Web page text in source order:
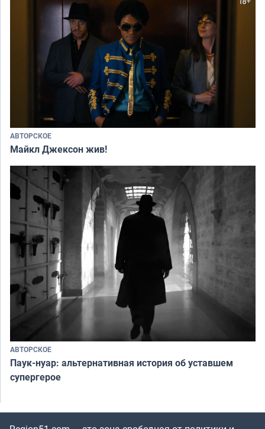
АВТОРСКОЕ
Майкл Джексон жив!
АВТОРСКОЕ
Паук-нуар: альтернативная история об уставшем
супергерое